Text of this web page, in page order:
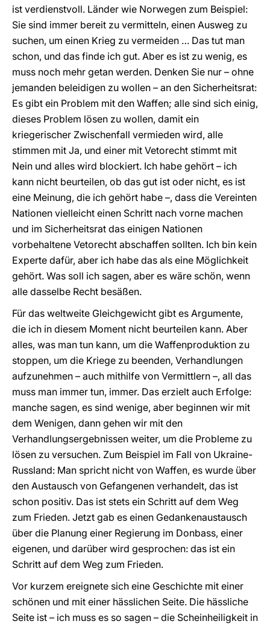
ist verdienstvoll. Länder wie Norwegen zum Beispiel:
Sie sind immer bereit zu vermitteln, einen Ausweg zu
suchen, um einen Krieg zu vermeiden … Das tut man
schon, und das finde ich gut. Aber es ist zu wenig, es
muss noch mehr getan werden. Denken Sie nur – ohne
jemanden beleidigen zu wollen – an den Sicherheitsrat:
Es gibt ein Problem mit den Waffen; alle sind sich einig,
dieses Problem lösen zu wollen, damit ein
kriegerischer Zwischenfall vermieden wird, alle
stimmen mit Ja, und einer mit Vetorecht stimmt mit
Nein und alles wird blockiert. Ich habe gehört – ich
kann nicht beurteilen, ob das gut ist oder nicht, es ist
eine Meinung, die ich gehört habe –, dass die Vereinten
Nationen vielleicht einen Schritt nach vorne machen
und im Sicherheitsrat das einigen Nationen
vorbehaltene Vetorecht abschaffen sollten. Ich bin kein
Experte dafür, aber ich habe das als eine Möglichkeit
gehört. Was soll ich sagen, aber es wäre schön, wenn
alle dasselbe Recht besäßen.
Für das weltweite Gleichgewicht gibt es Argumente,
die ich in diesem Moment nicht beurteilen kann. Aber
alles, was man tun kann, um die Waffenproduktion zu
stoppen, um die Kriege zu beenden, Verhandlungen
aufzunehmen – auch mithilfe von Vermittlern –, all das
muss man immer tun, immer. Das erzielt auch Erfolge:
manche sagen, es sind wenige, aber beginnen wir mit
dem Wenigen, dann gehen wir mit den
Verhandlungsergebnissen weiter, um die Probleme zu
lösen zu versuchen. Zum Beispiel im Fall von Ukraine-
Russland: Man spricht nicht von Waffen, es wurde über
den Austausch von Gefangenen verhandelt, das ist
schon positiv. Das ist stets ein Schritt auf dem Weg
zum Frieden. Jetzt gab es einen Gedankenaustausch
über die Planung einer Regierung im Donbass, einer
eigenen, und darüber wird gesprochen: das ist ein
Schritt auf dem Weg zum Frieden.
Vor kurzem ereignete sich eine Geschichte mit einer
schönen und mit einer hässlichen Seite. Die hässliche
Seite ist – ich muss es so sagen – die Scheinheiligkeit in